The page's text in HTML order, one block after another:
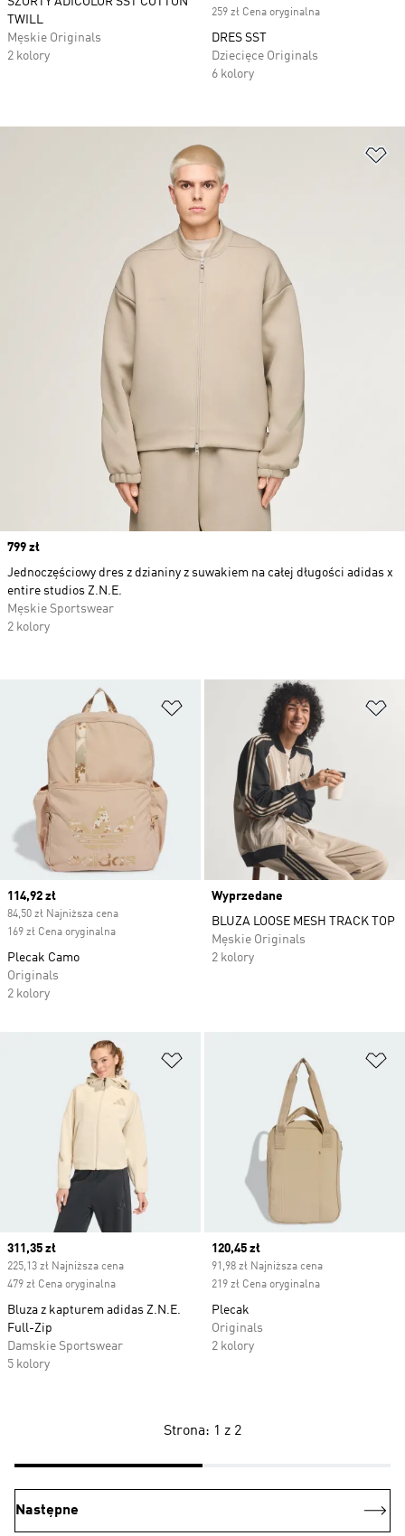
TWILL
Męskie Originals
2 kolory
259 zł Cena oryginalna
DRES SST
Dziecięce Originals
6 kolory
Dodaj do listy życzeń
Current price
114,92 zł
84,50 zł Najniższa cena
169 zł Cena oryginalna
Plecak Camo
Originals
2 kolory
Wyprzedane
BLUZA LOOSE MESH TRACK TOP
Męskie Originals
2 kolory
Dodaj do listy życzeń
Current price
311,35 zł
225,13 zł Najniższa cena
479 zł Cena oryginalna
Bluza z kapturem adidas Z.N.E.
Full-Zip
Damskie Sportswear
5 kolory
Current price
120,45 zł
91,98 zł Najniższa cena
219 zł Cena oryginalna
Plecak
Originals
2 kolory
Price
799 zł
Jednoczęściowy dres z dzianiny z suwakiem na całej długości adidas x
entire studios Z.N.E.
Męskie Sportswear
2 kolory
Strona: 1 z 2
Następne